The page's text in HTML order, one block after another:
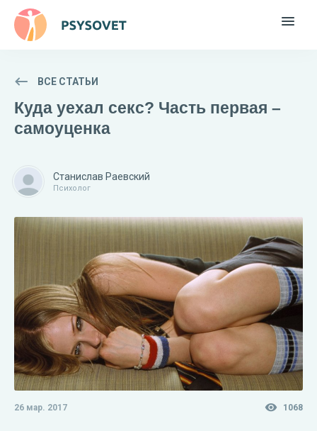
ВСЕ СТАТЬИ
Куда уехал секс? Часть первая –
самоуценка
Станислав Раевский
Психолог
26 мар. 2017 1068